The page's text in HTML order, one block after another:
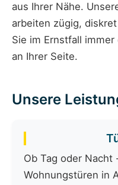
aus Ihrer Nähe.
arbeiten zügig,
Sie im Ernstfall
an Ihrer Seite.
Unsere
Ob Tag oder
Wohnungstüren in